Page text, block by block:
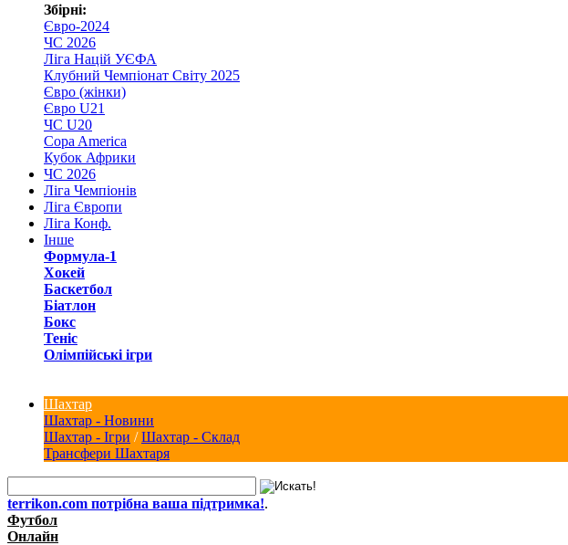
Збірні:
Євро-2024
ЧС 2026
Ліга Націй УЄФА
Клубний Чемпіонат Світу 2025
Євро (жінки)
Євро U21
ЧС U20
Copa America
Кубок Африки
ЧС 2026
Ліга Чемпіонів
Ліга Європи
Ліга Конф.
Інше
Формула-1
Хокей
Баскетбол
Біатлон
Бокс
Теніс
Олімпійські ігри
Шахтар
Шахтар - Новини
Шахтар - Ігри /Шахтар - Склад
Трансфери Шахтаря
terrikon.com потрібна ваша підтримка!.
Футбол
Онлайн